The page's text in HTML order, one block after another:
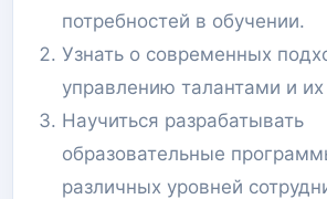
потребностей в обучении.
Узнать о современных
управлению талантами и
Научиться разрабатывать
образовательные
различных уровней